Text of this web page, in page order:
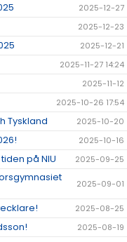
2025-12-27
2025-12-23
2025-12-21
2025-11-27 14:24
2025-11-12
2025-10-26 17:54
Tyskland 2025-10-20
2025-10-16
på NIU 2025-09-25
2025-09-01
2025-08-25
2025-08-19